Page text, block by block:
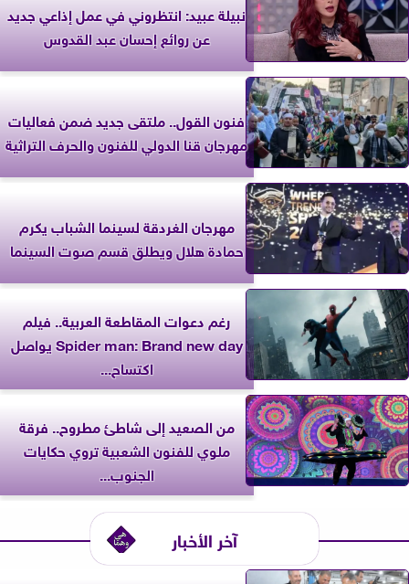
نبيلة عبيد: انتظروني في عمل إذاعي جديد
عن روائع إحسان عبد القدوس
فنون القول.. ملتقى جديد ضمن فعاليات
مهرجان قنا الدولي للفنون والحرف التراثية
مهرجان الغردقة لسينما الشباب يكرم
حمادة هلال ويطلق قسم صوت السينما
رغم دعوات المقاطعة العربية.. فيلم
Spider man: Brand new day يواصل
اكتساح...
من الصعيد إلى شاطئ مطروح.. فرقة
ملوي للفنون الشعبية تروي حكايات
الجنوب...
آخر الأخبار